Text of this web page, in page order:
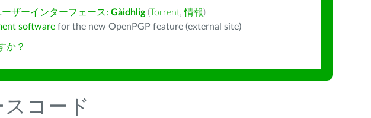
ザーインターフェース: Gàidhlig (Torrent,情報)
software for the new OpenPGP feature (external site)
か？
コード